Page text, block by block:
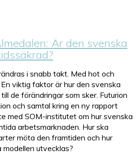
Är den svenska
i snabb takt. Med hot och
viktig faktor är hur den svenska
de förändringar som sker. Futurion
och samtal kring en ny rapport
med SOM-institutet om hur svenska
arbetsmarknaden. Hur ska
möta den framtiden och hur
utvecklas?